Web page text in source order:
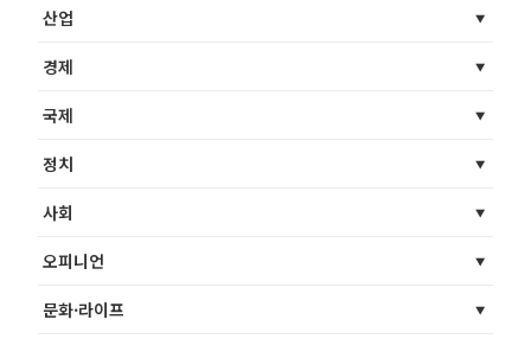
산업
경제
국제
정치
사회
오피니언
문화·라이프